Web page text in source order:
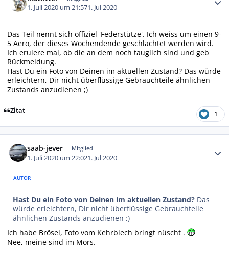
1. Juli 2020 um 21:571. Jul 2020
Das Teil nennt sich offiziel 'Federstütze'. Ich weiss um einen 9-
5 Aero, der dieses Wochendende geschlachtet werden wird.
Ich eruiere mal, ob die an dem noch tauglich sind und geb
Rückmeldung.
Hast Du ein Foto von Deinen im aktuellen Zustand? Das würde
erleichtern, Dir nicht überflüssige Gebrauchteile ähnlichen
Zustands anzudienen ;)
Zitat 1
saab-jever Mitglied
1. Juli 2020 um 22:021. Jul 2020
AUTOR
Hast Du ein Foto von Deinen im aktuellen Zustand? Das
würde erleichtern, Dir nicht überflüssige Gebrauchteile
ähnlichen Zustands anzudienen ;)
Ich habe Brösel, Foto vom Kehrblech bringt nüscht .
Nee, meine sind im Mors.